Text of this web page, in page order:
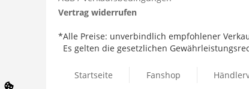
Vertrag widerrufen
*Alle Preise: unverbindlich empfohlener
Es gelten die gesetzlichen
Startseite Fanshop